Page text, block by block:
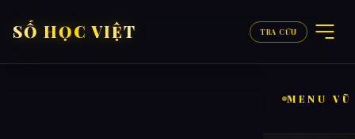
SỐ HỌC VIỆT TRA CỨU
MENU VŨ